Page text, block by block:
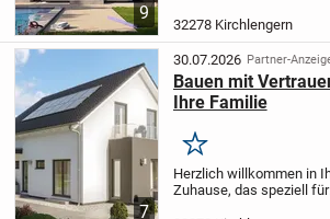
9
Haus, das auf Ihre
und Anforderungen
Die großzügige...
32278 Kirchlengern
7
30.07.2026 Partner-
Bauen mit
Ihre Familie
Merken
Herzlich willkommen in
Zuhause, das speziell für